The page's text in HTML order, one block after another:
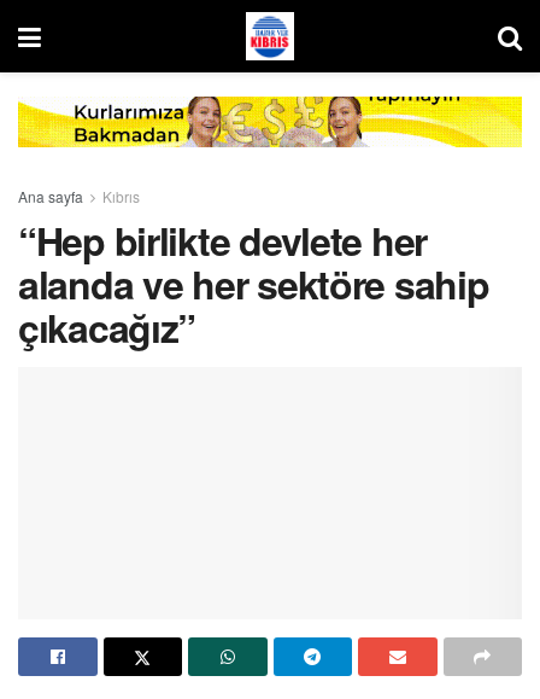
Ana sayfa Kıbrıs
“Hep birlikte devlete her
alanda ve her sektöre sahip
çıkacağız”